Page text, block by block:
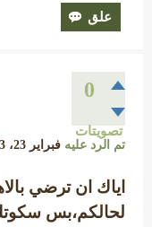
0
تصويتات
تم الرد عليه فبراير 23، 2023
اياك ان ترضي
لحالكم،بس